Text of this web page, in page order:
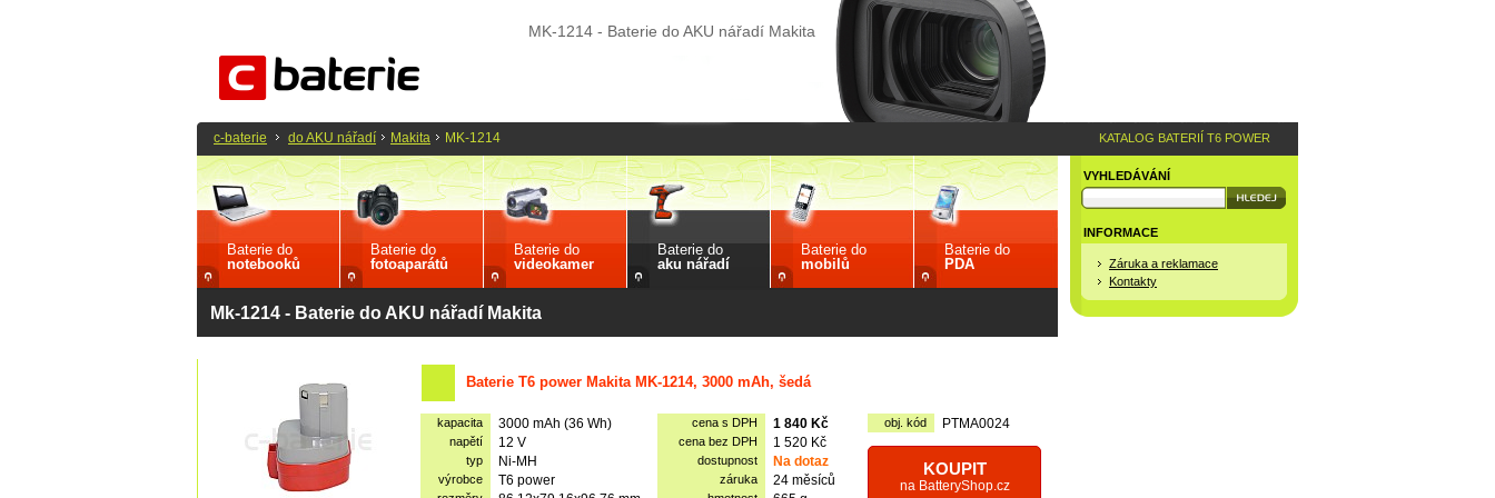
MK-1214 - Baterie do AKU nářadí Makita
Baterie do
notebooků
Baterie do
fotoaparátů
Baterie do
videokamer
Baterie do
aku nářadí
Baterie do
mobilů
Baterie do
PDA
Mk-1214 - Baterie do AKU nářadí Makita
Baterie T6 power Makita MK-1214, 3000 mAh, šedá
kapacita 3000 mAh (36 Wh) cena s DPH 1 840 Kč obj. kód PTMA0024
napětí 12 V cena bez DPH 1 520 Kč
KOUPIT
na BatteryShop.cz
typ Ni-MH dostupnost Na dotaz
výrobce T6 power záruka 24 měsíců
VYHLEDÁVÁNÍ
INFORMACE
Záruka a reklamace
Kontakty
c-baterie do AKU nářadí Makita MK-1214 KATALOG BATERIÍ T6 POWER